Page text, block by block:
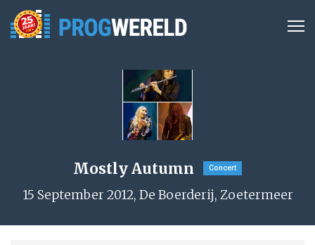
Mostly Autumn Concert
15 September 2012, De Boerderij, Zoetermeer